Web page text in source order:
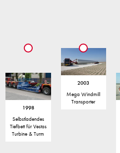
1998
Selbstladendes
Tiefbett für Vestas
Turbine & Turm
2003
Mega Windmill
Transporter